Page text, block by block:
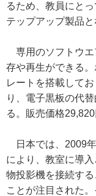
るため、教員にと
テップアップ製品と
専用のソフトウエ
存や再生ができる
レートを搭載して
り、電子黒板の代
る。販売価格29,820
日本では、2009
により、教室に導
物投影機を接続す
ことが注目された